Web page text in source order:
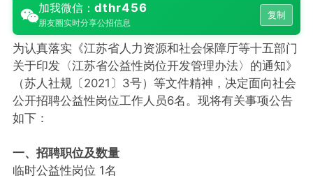
加我微信： dthr456
朋友圈实时分享公招信息
复制
为认真落实《江苏省人力资源和社会保障厅等十五部门
关于印发〈江苏省公益性岗位开发管理办法〉的通知》
（苏人社规〔2021〕3号）等文件精神，决定面向社会
公开招聘公益性岗位工作人员6名。现将有关事项公告
如下：
一、招聘职位及数量
临时公益性岗位 1名